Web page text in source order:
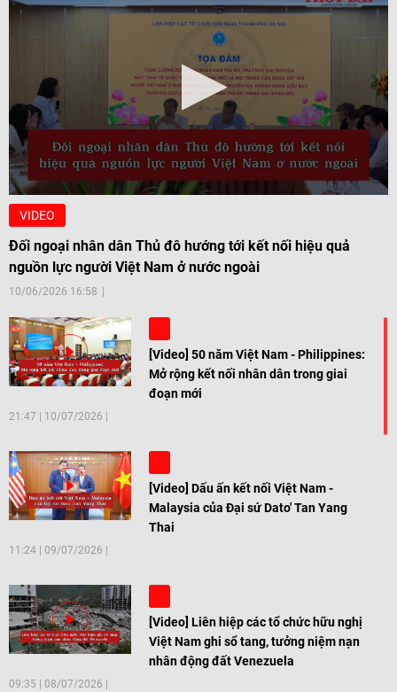
VIDEO
Đối ngoại nhân dân Thủ đô hướng tới kết nối hiệu quả
nguồn lực người Việt Nam ở nước ngoài
10/06/2026 16:58
[Video] 50 năm Việt Nam - Philippines:
Mở rộng kết nối nhân dân trong giai
đoạn mới
21:47 10/07/2026
[Video] Dấu ấn kết nối Việt Nam -
Malaysia của Đại sứ Dato' Tan Yang
Thai
11:24 09/07/2026
[Video] Liên hiệp các tổ chức hữu nghị
Việt Nam ghi sổ tang, tưởng niệm nạn
nhân động đất Venezuela
09:35 08/07/2026